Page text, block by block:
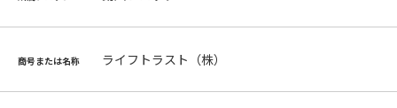
商号または名称 ライフトラスト（株）